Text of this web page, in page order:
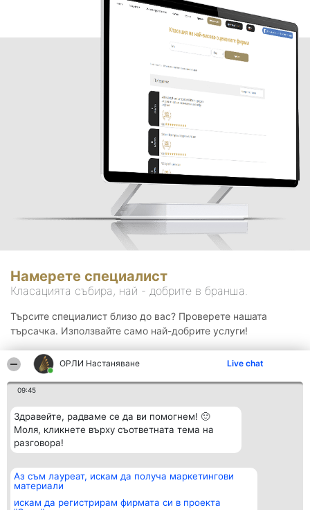
ОРЛИ Настаняване Live chat
09:45
Здравейте, радваме се да ви помогнем! 🙂
Моля, кликнете върху съответната тема на
разговора!
Аз съм лауреат, искам да получа маркетингови
материали
искам да регистрирам фирмата си в проекта
Намерете специалист
Класацията събира, най - добрите в бранша.
Търсите специалист близо до вас? Проверете нашата
търсачка. Използвайте само най-добрите услуги!
Организатор на
класиране
BulevardulAleea Timișul De
Класация
всички
Контакти